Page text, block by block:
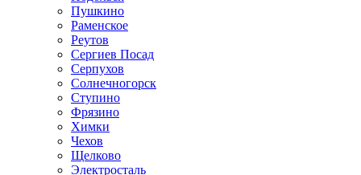
Пушкино
Раменское
Реутов
Сергиев Посад
Серпухов
Солнечногорск
Ступино
Фрязино
Химки
Чехов
Щелково
Электросталь